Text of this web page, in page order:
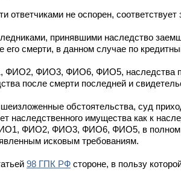
ответчиками не оспорен,
принявшими наследство
его смерти, в данном случае по
ФИО2, ФИО3, ФИО6, ФИО5, наследства
после смерти последней и
обстоятельства, суд
наследственного имущества как к
ФИО2, ФИО3, ФИО6, ФИО5, в полном
исковым требованиям.
98 ГПК РФ стороне, в пользу